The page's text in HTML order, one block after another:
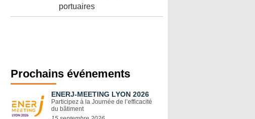
portuaires
Prochains événements
ENERJ-MEETING LYON 2026
Participez à la Journée de l’efficacité
du bâtiment